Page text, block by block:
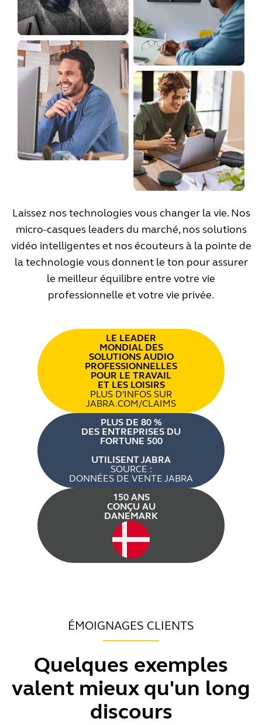
Laissez nos technologies vous changer la vie. Nos
micro-casques leaders du marché, nos solutions
vidéo intelligentes et nos écouteurs à la pointe de
la technologie vous donnent le ton pour assurer
le meilleur équilibre entre votre vie
professionnelle et votre vie privée.
LE LEADER
MONDIAL DES
SOLUTIONS AUDIO
PROFESSIONNELLES
POUR LE TRAVAIL
ET LES LOISIRS
PLUS D'INFOS SUR
JABRA.COM/CLAIMS
PLUS DE 80 %
DES ENTREPRISES DU
FORTUNE 500
UTILISENT JABRA
SOURCE :
DONNÉES DE VENTE JABRA
150 ANS
CONÇU AU
DANEMARK
ÉMOIGNAGES CLIENTS
Quelques exemples
valent mieux qu'un long
discours